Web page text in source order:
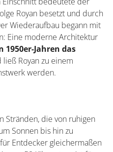
Gebiet aufgrund seiner
dicht besiedelt und
zum beliebten
Picasso besuchten.
bedeutete der
Wiederaufbau begann mit
1950er-Jahren das
Royan zu einem
werden.